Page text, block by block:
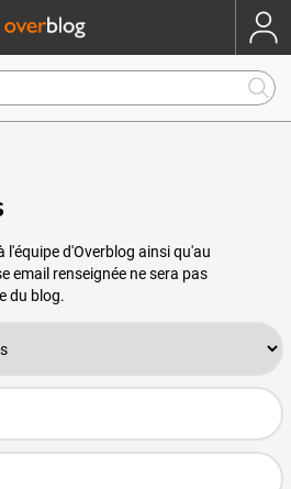
l'équipe d'Overblog ainsi qu'au
email renseignée ne sera pas
du blog.